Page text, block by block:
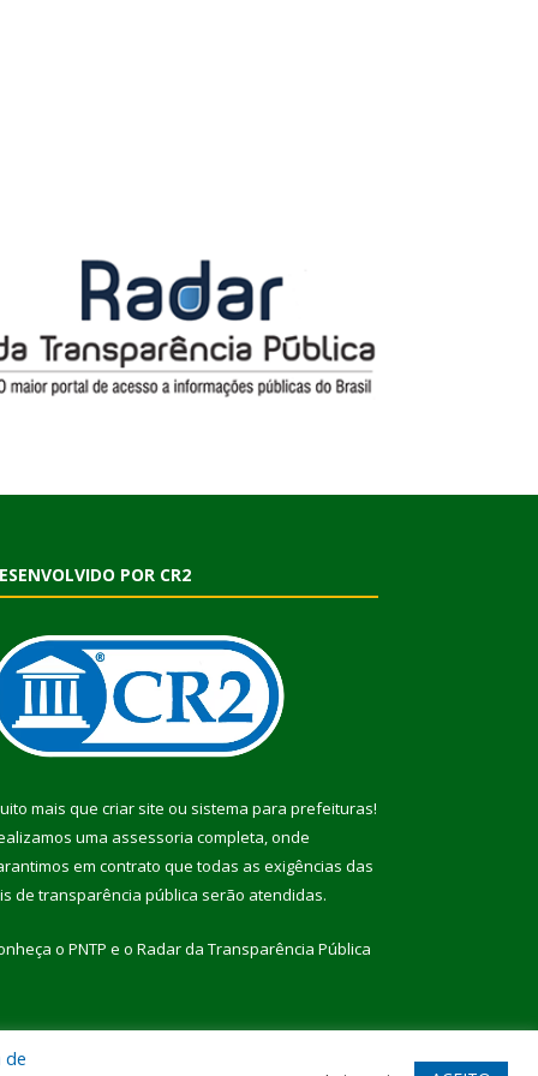
POR CR2
mais que criar site ou sistema para prefeituras!
uma assessoria completa, onde
em contrato que todas as exigências das
de transparência pública serão atendidas.
o PNTP e o Radar da Transparência Pública
de